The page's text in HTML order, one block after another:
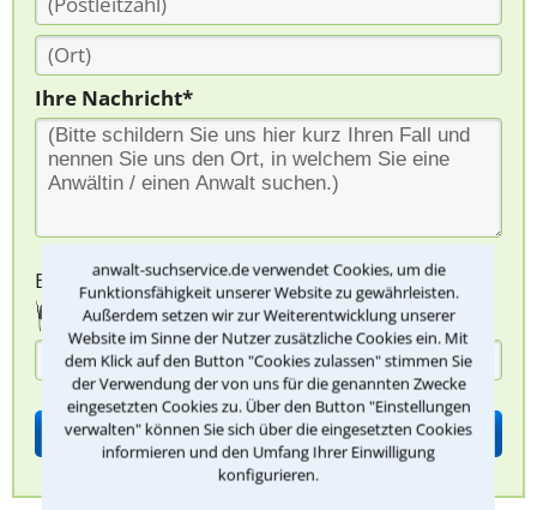
anwalt-suchservice.de verwendet Cookies, um die
Funktionsfähigkeit unserer Website zu gewährleisten.
Außerdem setzen wir zur Weiterentwicklung unserer
Website im Sinne der Nutzer zusätzliche Cookies ein. Mit
dem Klick auf den Button "Cookies zulassen" stimmen Sie
der Verwendung der von uns für die genannten Zwecke
eingesetzten Cookies zu. Über den Button "Einstellungen
verwalten" können Sie sich über die eingesetzten Cookies
informieren und den Umfang Ihrer Einwilligung
konfigurieren.
Ihre Nachricht*
Bitte Sicherheitscode eingeben.